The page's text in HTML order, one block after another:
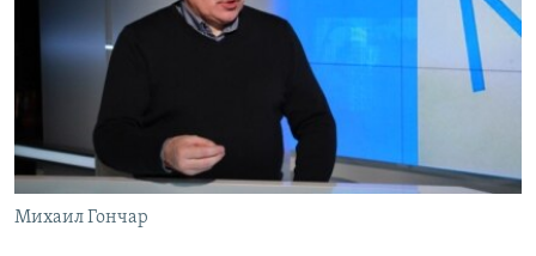
Михаил Гончар